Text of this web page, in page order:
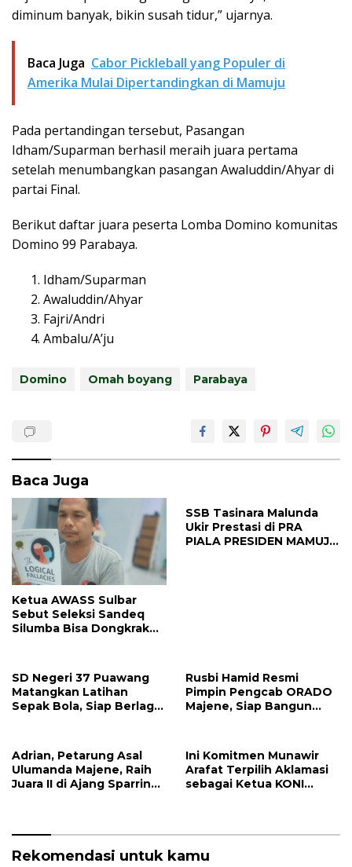
diminum banyak, bikin susah tidur,” ujarnya.
Baca Juga Cabor Pickleball yang Populer di
Amerika Mulai Dipertandingkan di Mamuju
Pada pertandingan tersebut, Pasangan
Idham/Suparman berhasil meraih juara pertama
setelah menumbangkan pasangan Awaluddin/Ahyar di
partai Final.
Berikut daftar juara peserta Lomba Domino komunitas
Domino 99 Parabaya.
Idham/Suparman
Awaluddin/Ahyar
Fajri/Andri
Ambalu/A’ju
Domino Omah boyang Parabaya
Baca Juga
Ketua AWASS Sulbar
Sebut Seleksi Sandeq
Silumba Bisa Dongkrak
SSB Tasinara Malunda
Ukir Prestasi di PRA
PIALA PRESIDEN MAMUJU
SD Negeri 37 Puawang
Matangkan Latihan
Sepak Bola, Siap Berlaga
Rusbi Hamid Resmi
Pimpin Pengcab ORADO
Majene, Siap Bangun
Adrian, Petarung Asal
Ulumanda Majene, Raih
Juara II di Ajang Sparring
Ini Komitmen Munawir
Arafat Terpilih Aklamasi
sebagai Ketua KONI
Rekomendasi untuk kamu